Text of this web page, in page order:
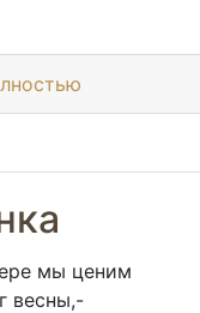
мы ценим
весны,-